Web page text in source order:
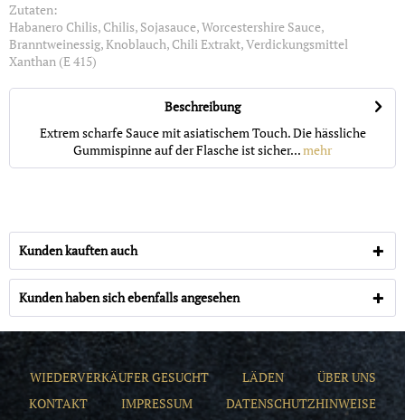
Zutaten:
Habanero Chilis, Chilis, Sojasauce, Worcestershire Sauce,
Branntweinessig, Knoblauch, Chili Extrakt, Verdickungsmittel
Xanthan (E 415)
Beschreibung
Extrem scharfe Sauce mit asiatischem Touch. Die hässliche
Gummispinne auf der Flasche ist sicher...mehr
Kunden kauften auch
Kunden haben sich ebenfalls angesehen
WIEDERVERKÄUFER GESUCHT LÄDEN
ÜBER UNS
KONTAKT
IMPRESSUM
DATENSCHUTZHINWEISE